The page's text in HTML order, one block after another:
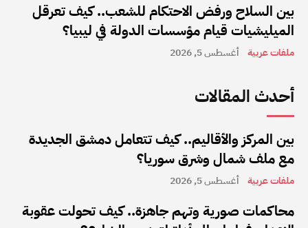
بين السلاح ورفض الاحتكام للشعب.. كيف تعرقل
الميليشيات قيام مؤسسات الدولة في ليبيا؟
ملفات عربية أغسطس 5, 2026
أحدث المقالات
بين المركز والأقاليم.. كيف تتعامل دمشق الجديدة
مع ملف شمال وشرق سوريا؟
ملفات عربية أغسطس 5, 2026
محاكمات صورية وتهم جاهزة.. كيف تحولت عقوبة